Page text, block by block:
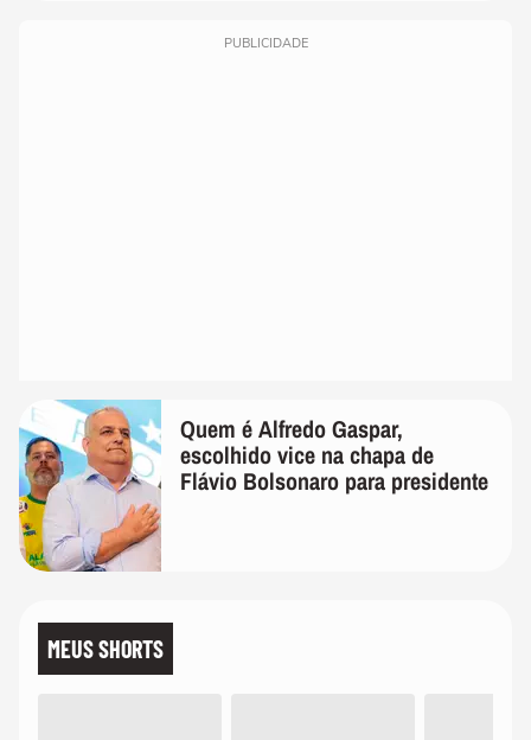
PUBLICIDADE
Quem é Alfredo Gaspar,
escolhido vice na chapa de
Flávio Bolsonaro para presidente
MEUS SHORTS